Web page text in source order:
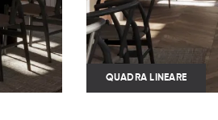
QUADRA LINEARE